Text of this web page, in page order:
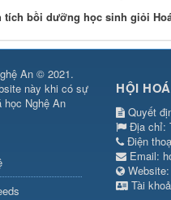
bồi dưỡng học sinh giỏi
An © 2021.
này khi có sự
học Nghệ An
HỘI
Quyết
Địa chỉ:
Điện
Email:
Tài